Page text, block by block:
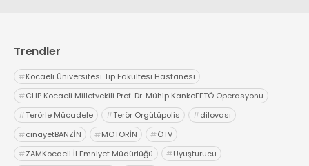
Trendler
#Kocaeli Üniversitesi Tıp Fakültesi Hastanesi
#CHP Kocaeli Milletvekili Prof. Dr. Mühip KankoFETÖ Operasyonu
#Terörle Mücadele #Terör Örgütüpolis #dilovası
#cinayetBANZİN #MOTORİN #ÖTV
#ZAMKocaeli İl Emniyet Müdürlüğü #Uyuşturucu